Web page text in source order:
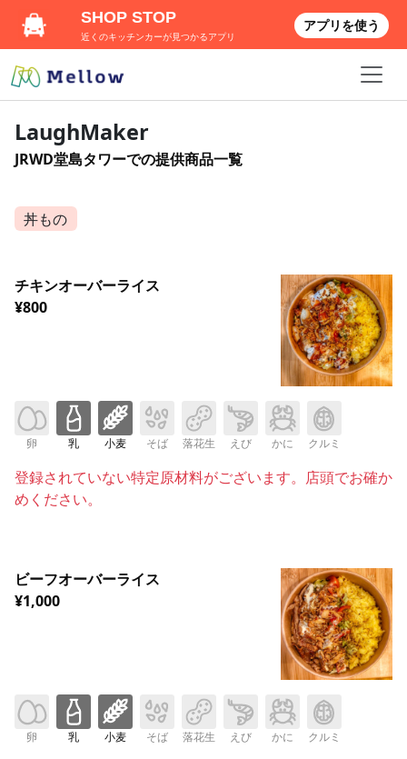
LaughMaker
JRWD堂島タワーでの提供商品一覧
丼もの
チキンオーバーライス
¥800
卵 乳 小麦 そば 落花生 えび かに クルミ
登録されていない特定原材料がございます。店頭でお確か
めください。
ビーフオーバーライス
¥1,000
卵 乳 小麦 そば 落花生 えび かに クルミ
SHOP STOP
近くのキッチンカーが見つかるアプリ
アプリを使う